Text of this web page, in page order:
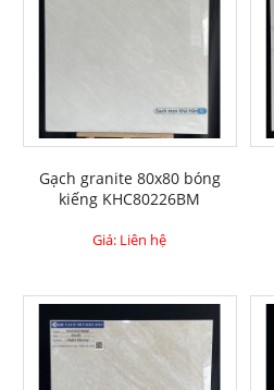
Gạch granite 80x80 bóng
kiếng KHC80226BM
Giá: Liên hệ